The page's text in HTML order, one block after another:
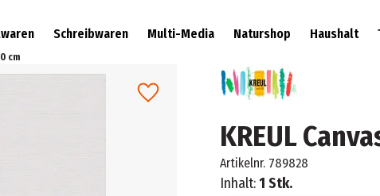
Schreibwaren Multi-Media Naturshop Haushalt
cm
KREUL
Artikelnr. 789828
Inhalt:1 Stk.